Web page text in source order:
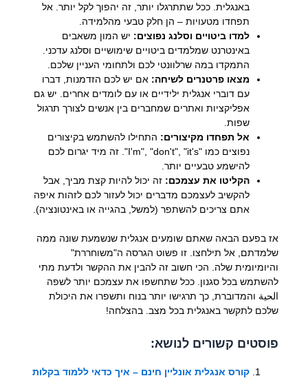
באנגלית. ככל שתתרגלו יותר, זה יהפוך לקל יותר. אל
תפחדו מטעויות – הן חלק טבעי מהלמידה.
למדו ביטויים וסלנג נפוצים: יש המון משאבים
באינטרנט שמלמדים ביטויים שימושיים וסלנג עדכני.
התמקדו במה שרלוונטי לכם ולתחומי העניין שלכם.
מצאו פרטנרים לשיחה: אם יש לכם הזדמנות, דברו
עם דוברי אנגלית ילידיים או עם לומדים אחרים. יש גם
אפליקציות ואתרים שמחברים בין אנשים לצורך תרגול
שפות.
אל תפחדו מקיצורים: התחילו להשתמש בקיצורים
נפוצים כמו "I'm", "don't", "it's". זה מיד יגרום לכם
להישמע טבעיים יותר.
הקליטו את עצמכם: זה יכול להיות קצת מביך, אבל
להקשיב לעצמכם מדברים יכול לעזור לכם לזהות איפה
אתם צריכים להשתפר (למשל, בהגייה או באינטונציה).
אז בפעם הבאה שאתם שומעים אנגלית שנשמעת שונה ממה
שלמדתם, אל תילחצו. זו פשוט הגרסה ה"משוחררת"
והיומיומית שלה. הכי חשוב זה להבין את ההקשר ולדעת מתי
להשתמש בכל סגנון. ככל שתחשפו את עצמכם יותר לשפה
الحية והמדוברת, כך תרגישו יותר בנוח ותשפרו את היכולת
שלכם לתקשר באנגלית בכל מצב. בהצלחה!
פוסטים קשורים לנושא:
קורס אנגלית אונליין חינם – איך כדאי ללמוד בקלות